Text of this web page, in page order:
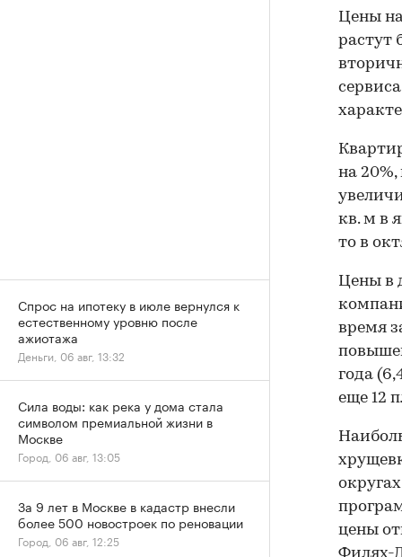
Цены
растут
на
кв. м в
то в
Цены в
время
года
еще 12
цены
Спрос на ипотеку в июле вернулся к
естественному уровню после
ажиотажа
Деньги, 06 авг, 13:32
Сила воды: как река у дома стала
символом премиальной жизни в
Москве
Город, 06 авг, 13:05
За 9 лет в Москве в кадастр внесли
более 500 новостроек по реновации
Город, 06 авг, 12:25